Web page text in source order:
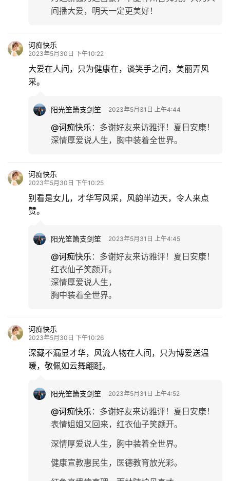
间播大爱，明天一定更美好！
诃痴快乐
2023年5月30日 下午10:22
大爱在人间，只为健康在，谈笑手之间，美丽弄风
采。
阳光笙箫支剑笙 2023年5月31日 上午4:44
@诃痴快乐 ： 多谢好友来访雅评！夏日安康！
深情厚爱说人生，胸中装着全世界。
诃痴快乐
2023年5月30日 下午10:25
别看是女儿，才华写风采，风韵半边天，令人来点
赞。
阳光笙箫支剑笙 2023年5月31日 上午4:45
@诃痴快乐 ： 多谢好友来访雅评！夏日安康！
红衣仙子笑颜开。
深情厚爱说人生，
胸中装着全世界。
诃痴快乐
2023年5月30日 下午10:26
深藏不漏显才华，风流人物在人间，只为博爱送温
暖，敬佩如云舞翩跹。
阳光笙箫支剑笙 2023年5月31日 上午4:52
@诃痴快乐 ： 多谢好友来访雅评！夏日安康！
表情姐姐又回来，红衣仙子笑颜开。
深情厚爱说人生，胸中装着全世界。
健康宣教惠民生，医德教育放光彩。